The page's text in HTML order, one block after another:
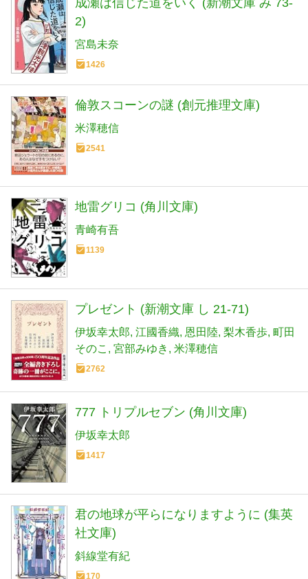
2)
宮島未奈
1426
倫敦スコーンの謎 (創元推理文庫)
米澤穂信
2541
地雷グリコ (角川文庫)
青崎有吾
1139
プレゼント (新潮文庫 し 21-71)
伊坂幸太郎 江國香織 恩田陸 梨木香歩 町田
そのこ
宮部みゆき 米澤穂信
2762
777 トリプルセブン (角川文庫)
伊坂幸太郎
1417
君の地球が平らになりますように (集英
社文庫)
斜線堂有紀
170